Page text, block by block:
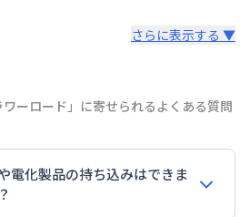
さらに表示する ▼
ワーロード」に寄せられるよくある質問
電化製品の持ち込みはできま